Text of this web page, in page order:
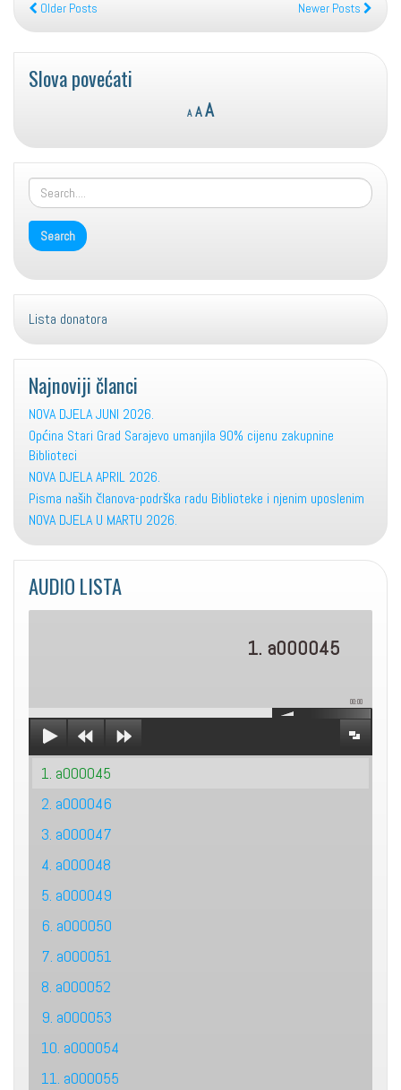
Older Posts Newer Posts
Slova povećati
A
Decrease
font
A Reset
size.
AIncrease
size.
Lista donatora
Najnoviji članci
NOVA DJELA JUNI 2026.
Općina Stari Grad Sarajevo umanjila 90% cijenu zakupnine
Biblioteci
NOVA DJELA APRIL 2026.
Pisma naših članova-podrška radu Biblioteke i njenim uposlenim
NOVA DJELA U MARTU 2026.
AUDIO LISTA
1. a000045
00:00
1. a000045
2. a000046
3. a000047
4. a000048
5. a000049
6. a000050
7. a000051
8. a000052
9. a000053
10. a000054
11. a000055